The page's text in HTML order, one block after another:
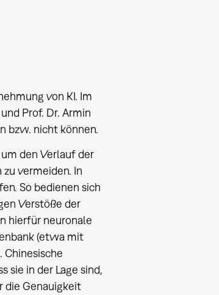
von KI. Im
Prof. Dr. Armin
bzw. nicht können.
den Verlauf der
vermeiden. In
So bedienen sich
Verstöße der
hierfür neuronale
(etwa mit
Chinesische
sie in der Lage sind,
die Genauigkeit